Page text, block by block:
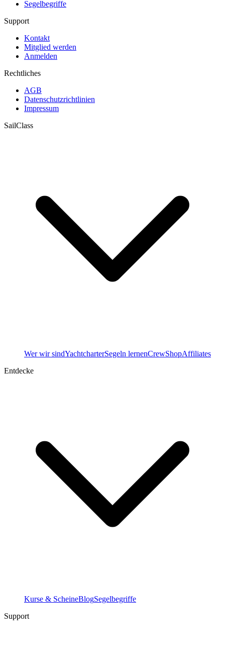
Segelbegriffe
Support
Kontakt
Mitglied werden
Anmelden
Rechtliches
AGB
Datenschutzrichtlinien
Impressum
SailClass
Wer wir sindYachtcharterSegeln lernenCrewShopAffiliates
Entdecke
Kurse & ScheineBlogSegelbegriffe
Support